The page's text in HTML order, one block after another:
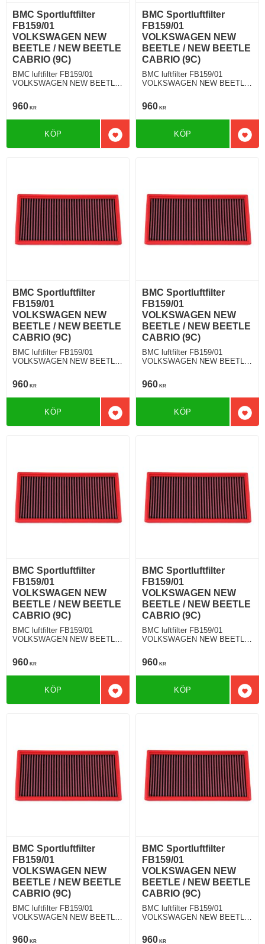
BMC Sportluftfilter
FB159/01
VOLKSWAGEN NEW
BEETLE / NEW BEETLE
CABRIO (9C)
BMC luftfilter FB159/01
VOLKSWAGEN NEW BEETLE
1.9 TDI 100 Hkr
960 KR
Lägg till i favoriter
KÖP
BMC Sportluftfilter
FB159/01
VOLKSWAGEN NEW
BEETLE / NEW BEETLE
CABRIO (9C)
BMC luftfilter FB159/01
VOLKSWAGEN NEW BEETLE
1.9 TDI 90 Hkr
960 KR
KÖP
BMC Sportluftfilter
FB159/01
VOLKSWAGEN NEW
BEETLE / NEW BEETLE
CABRIO (9C)
BMC luftfilter FB159/01
VOLKSWAGEN NEW BEETLE
1.8 Turbo 180 Hkr
960 KR
Lägg till i favoriter
KÖP
BMC Sportluftfilter
FB159/01
VOLKSWAGEN NEW
BEETLE / NEW BEETLE
CABRIO (9C)
BMC luftfilter FB159/01
VOLKSWAGEN NEW BEETLE
3.2 RSi 225 Hkr
960 KR
KÖP
BMC Sportluftfilter
FB159/01
VOLKSWAGEN NEW
BEETLE / NEW BEETLE
CABRIO (9C)
BMC luftfilter FB159/01
VOLKSWAGEN NEW BEETLE
2.0 115 Hkr
960 KR
Lägg till i favoriter
KÖP
BMC Sportluftfilter
FB159/01
VOLKSWAGEN NEW
BEETLE / NEW BEETLE
CABRIO (9C)
BMC luftfilter FB159/01
VOLKSWAGEN NEW BEETLE
2.5 V5 150 Hkr
960 KR
KÖP
BMC Sportluftfilter
FB159/01
VOLKSWAGEN NEW
BEETLE / NEW BEETLE
CABRIO (9C)
BMC luftfilter FB159/01
VOLKSWAGEN NEW BEETLE
1.9 TDI 105 Hkr
960 KR
BMC Sportluftfilter
FB159/01
VOLKSWAGEN NEW
BEETLE / NEW BEETLE
CABRIO (9C)
BMC luftfilter FB159/01
VOLKSWAGEN NEW BEETLE
2.3 V5 170 Hkr
960 KR